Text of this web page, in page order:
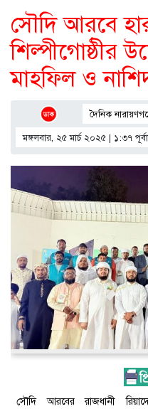
সৌদি আরবে
শিল্পীগোষ্ঠীর
মাহফিল ও
দৈনিক
মঙ্গলবার, ২৫ মার্চ ২০২৫ | ১:৩৭
সৌদি আরবের রাজধানী